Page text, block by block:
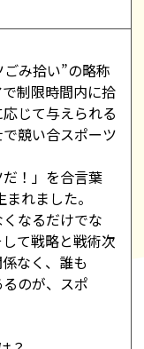
み拾い”の略称
制限時間内に拾
じて与えられる
競い合スポーツ
だ！」を合言葉
れました。
なるだけでな
て戦略と戦術次
なく、誰も
のが、スポ